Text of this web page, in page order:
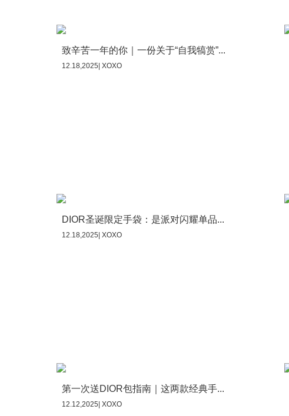
致辛苦一年的你｜一份关于“自我犒赏”...
12.18,2025| XOXO
DIOR圣诞限定手袋：是派对闪耀单品...
12.18,2025| XOXO
第一次送DIOR包指南｜这两款经典手...
12.12,2025| XOXO